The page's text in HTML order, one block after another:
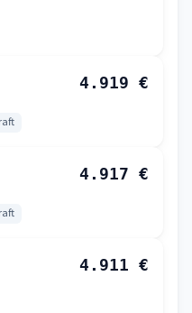
4.919 €
4.917 €
4.911 €